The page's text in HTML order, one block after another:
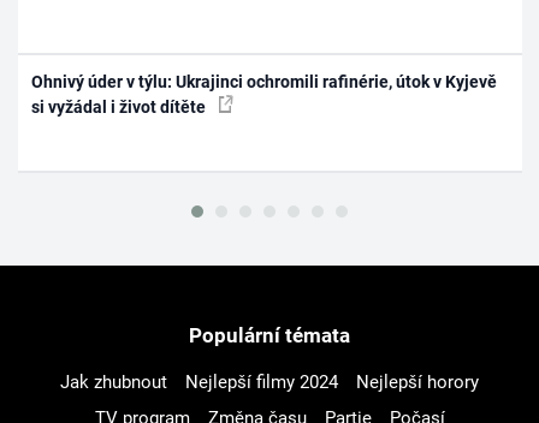
Ohnivý úder v týlu: Ukrajinci ochromili rafinérie, útok v Kyjevě
si vyžádal i život dítěte
Populární témata
Jak zhubnout Nejlepší filmy 2024
Nejlepší horory
TV program
Změna času Partie
Počasí